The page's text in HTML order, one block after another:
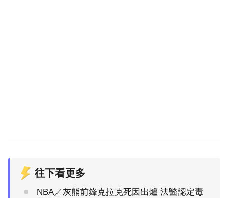
往下看更多
NBA／灰熊前鋒克拉克死因出爐 法醫認定毒